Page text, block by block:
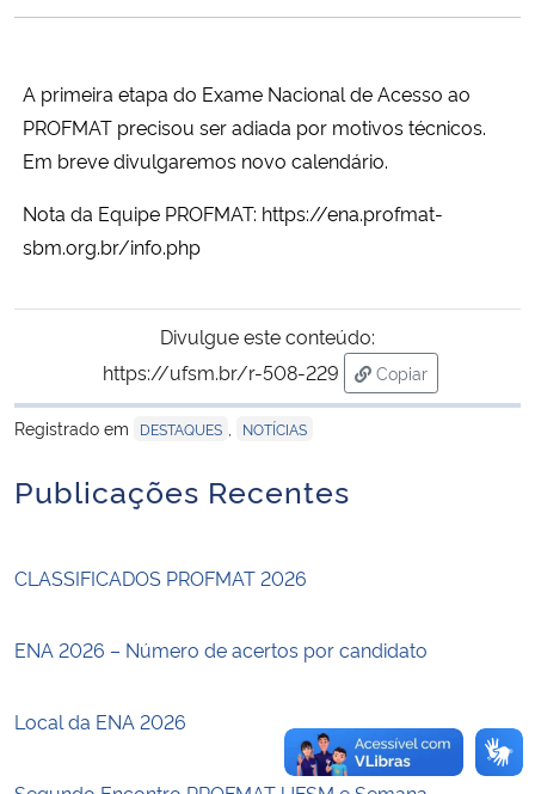
Ministério da Cidadania
Ministério da Saúde
Ministério de Minas e Energia
Ministério da Ciência, Tecnologia, Inovações e Comunicações
Ministério do Desenvolvimento Regional
Secretaria-Geral
Secretaria de Governo
Gabinete de Segurança Institucional
A primeira etapa do Exame Nacional de Acesso ao
PROFMAT precisou ser adiada por motivos técnicos.
Em breve divulgaremos novo calendário.
Nota da Equipe PROFMAT: https://ena.profmat-
sbm.org.br/info.php
Divulgue este conteúdo:
https://ufsm.br/r-508-229
Copiar
para área de
Registrado em
DESTAQUES NOTÍCIAS
Publicações Recentes
CLASSIFICADOS PROFMAT 2026
ENA 2026 – Número de acertos por candidato
Local da ENA 2026